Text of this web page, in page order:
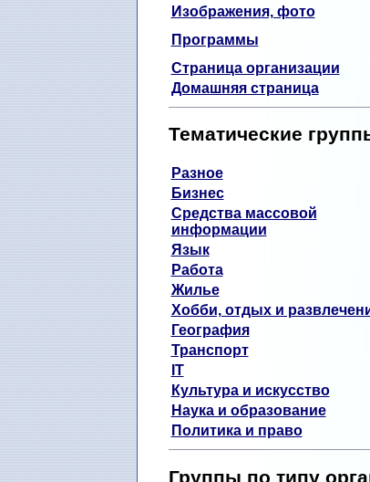
Изображения, фото
Программы
Страница организации
Домашняя страница
Тематические
Разное
Бизнес
Средства массовой
информации
Язык
Работа
Жилье
Хобби, отдых и
География
Транспорт
IT
Культура и искусство
Наука и образование
Политика и право
Группы по типу